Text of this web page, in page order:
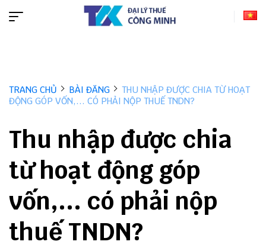
TRANG CHỦ BÀI ĐĂNG
THU NHẬP ĐƯỢC CHIA TỪ HOẠT
ĐỘNG GÓP VỐN,... CÓ PHẢI NỘP THUẾ TNDN?
Thu nhập được chia
từ hoạt động góp
vốn,... có phải nộp
thuế TNDN?